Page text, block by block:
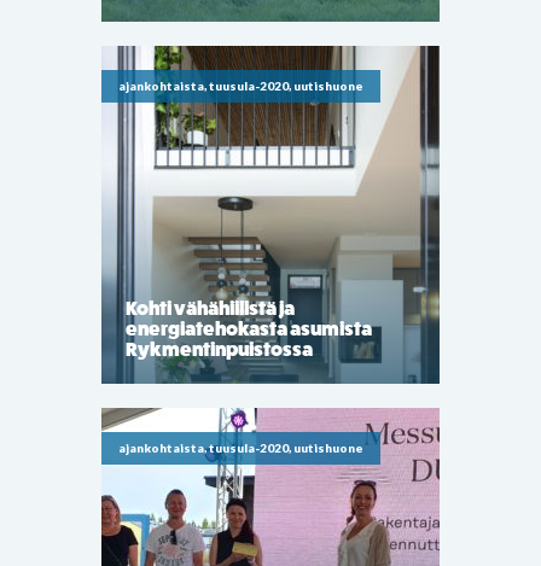
ajankohtaista, tuusula-2020, uutishuone
Kohti vähähiilistä ja
energiatehokasta asumista
Rykmentinpuistossa
ajankohtaista, tuusula-2020, uutishuone